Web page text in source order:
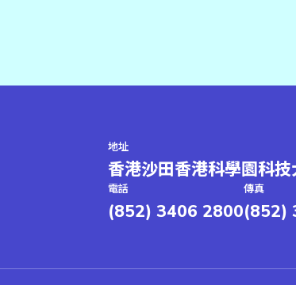
地址
香港沙田香港科學園科
電話
(852) 3406 2800
傳真
(852)